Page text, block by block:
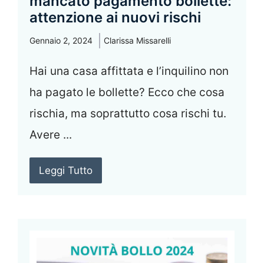
attenzione ai nuovi rischi
Gennaio 2, 2024 Clarissa Missarelli
Hai una casa affittata e l’inquilino non
ha pagato le bollette? Ecco che cosa
rischia, ma soprattutto cosa rischi tu.
Avere ...
Leggi Tutto